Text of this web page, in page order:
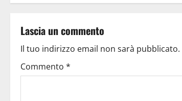
Lascia un commento
Il tuo indirizzo email non sarà pubblicato.
Commento *